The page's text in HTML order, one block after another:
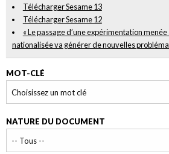
Télécharger Sesame 13
Télécharger Sesame 12
« Le passage d’une expérimentation menée
nationalisée va générer de nouvelles
MOT-CLÉ
NATURE DU DOCUMENT